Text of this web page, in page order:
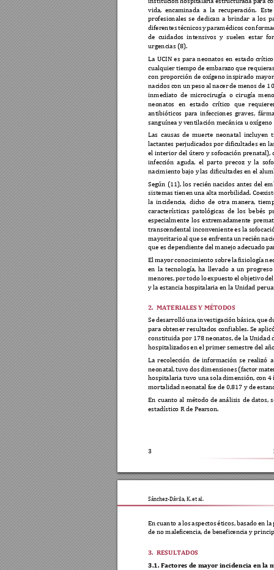
3
vida, encaminada a la recuperación. Este
profesionales se dedican a brindar a los
diferentes técnicos y paramédicos con
de cuidados intensivos y suelen estar
urgencias (8).
La UCIN es para neonatos en estado
cualquier tiempo de embarazo que
con proporción de oxígeno inspirado
nacidos con un peso al nacer de menos de 1
inmediato de microcirugía o cirugía
neonatos en estado crítico que
antibióticos para infecciones graves,
sanguínea y ventilación mecánica u oxígeno
Las causas de muerte neonatal incluyen
lactantes perjudicados por dificultades en
el interior del útero y sofocación prenatal),
infección aguda, el parto precoz y la
nacimiento bajo y las dificultades en el
Según (11), los recién nacidos antes del em
sistemas tienen una alta morbilidad.
la incidencia, dicho de otra manera,
características patológicas de los bebés
especialmente los extremadamente
transcendental inconveniente es la
mayoritario al que se enfrenta un recién
que es dependiente del manejo adecuado
El mayor conocimiento sobre la fisiología
en la tecnología, ha llevado a un progreso
menores, por todo lo expuesto el objetivo
y la estancia hospitalaria en la Unidad
2. MATERIALES Y MÉTODOS
Se desarrolló una investigación básica, que
para obtener resultados confiables. Se
constituida por 178 neonatos, de la Unidad
hospitalizados en el primer semestre del
La recolección de información se realizó
neonatal, tuvo dos dimensiones (factor
hospitalaria tuvo una sola dimensión, con 4
mortalidad neonatal fue de 0,817 y de e
En cuanto al método de análisis de datos, s
estadístico R de Pearson.
Sánchez-Dávila, K. et al.
En cuanto a los aspectos éticos, basado en la
de no maleficencia, de beneficencia y
3. RESULTADOS
3.1. Factores de mayor incidencia en la